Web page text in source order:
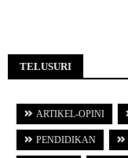
TELUSURI
ARTIKEL-OPINI
PENDIDIKAN